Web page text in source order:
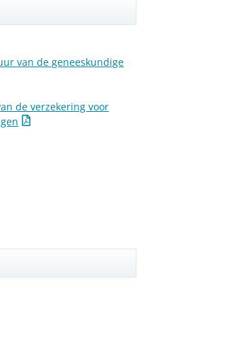
van de geneeskundige
de verzekering voor